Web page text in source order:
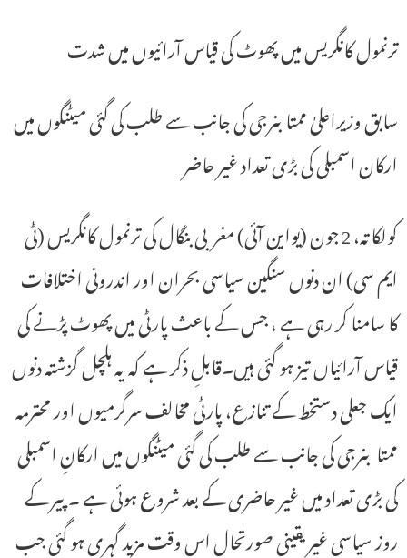
ترنمول کانگریس میں پھوٹ کی قیاس آرائیوں میں شدت
سابق وزیراعلیٰ ممتابنرجی کی جانب سے طلب کی گئی میٹنگوں میں
ارکان اسمبلی کی بڑی تعداد غیر حاضر
کولکاتہ، 2 جون (یواین آئی) مغربی بنگال کی ترنمول کانگریس (ٹی
ایم سی) ان دنوں سنگین سیاسی بحران اور اندرونی اختلافات
کا سامنا کر رہی ہے ، جس کے باعث پارٹی میں پھوٹ پڑنے کی
قیاس آرائیاں تیز ہو گئی ہیں۔قابلِ ذکر ہے کہ یہ ہلچل گزشتہ دنوں
ایک جعلی دستخط کے تنازع، پارٹی مخالف سرگرمیوں اور محترمہ
ممتا بنرجی کی جانب سے طلب کی گئی میٹنگوں میں ارکانِ اسمبلی
کی بڑی تعداد میں غیر حاضری کے بعد شروع ہوئی ہے ۔پیر کے
روز سیاسی غیر یقینی صورتحال اس وقت مزید گہری ہو گئی جب